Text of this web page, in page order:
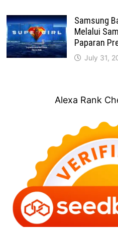
Samsung
Melalui
Paparan
July 31,
Alexa Rank